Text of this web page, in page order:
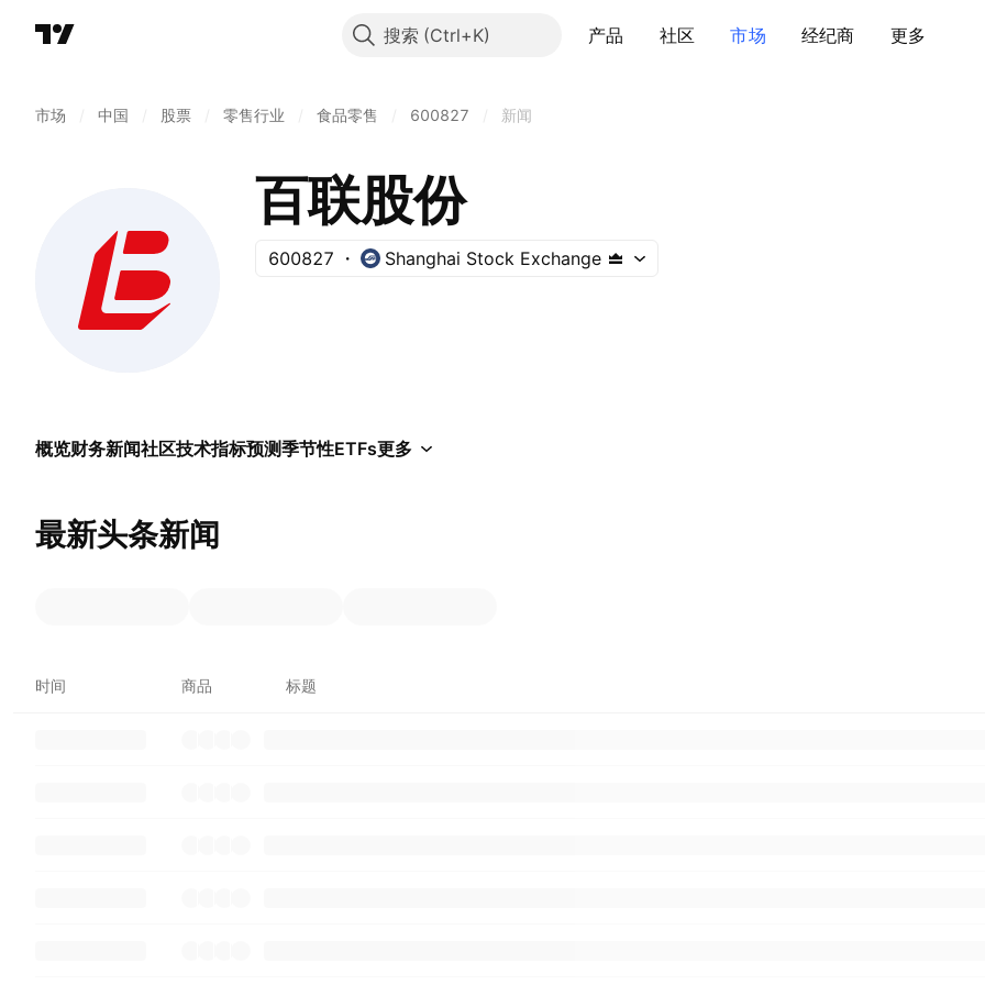
搜索 产品 社区 市场 经纪商 更多
市场 中国 股票 零售行业 食品零售 600827 新闻
百联股份
600827 Shanghai Stock Exchange
概览财务新闻社区技术指标预测季节性ETFs更多
最新头条新闻
时间 商品 标题